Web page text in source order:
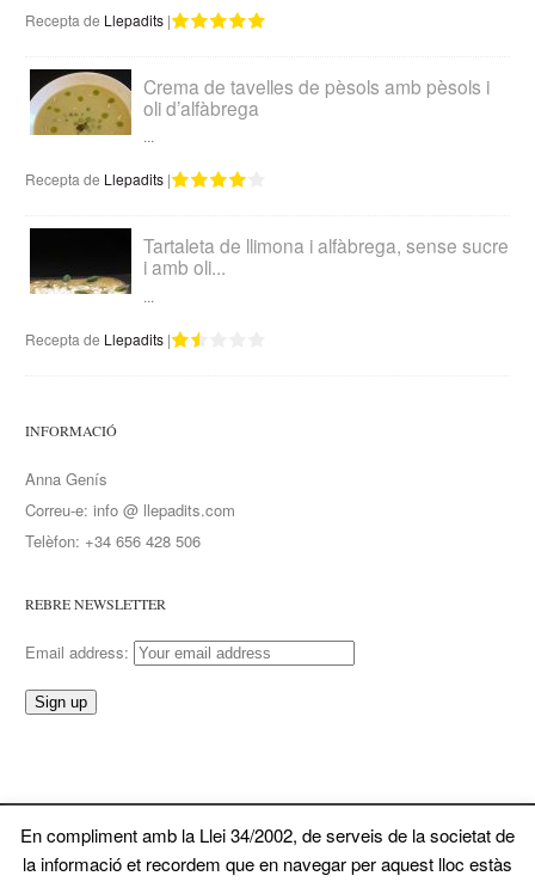
Recepta de Llepadits |
Crema de tavelles de pèsols amb pèsols i
oli d’alfàbrega
...
Recepta de Llepadits |
Tartaleta de llimona i alfàbrega, sense sucre
i amb oli...
...
Recepta de Llepadits |
INFORMACIÓ
Anna Genís
Correu-e: info @ llepadits.com
Telèfon: +34 656 428 506
REBRE NEWSLETTER
Email address:
© 2026 Llepadits. Tots ela drets reservats
En compliment amb la Llei 34/2002, de serveis de la societat de
la informació et recordem que en navegar per aquest lloc estàs